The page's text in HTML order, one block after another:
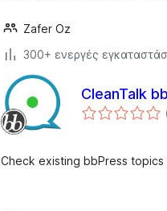
Zafer Oz
300+ ενεργές
CleanTalk
Check existing bbPress